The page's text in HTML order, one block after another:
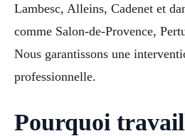
Lambesc, Alleins, Cadenet et
comme Salon-de-Provence,
Nous garantissons une
professionnelle.
Pourquoi